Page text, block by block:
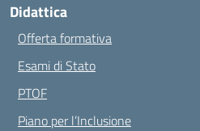
Didattica
Offerta formativa
Esami di Stato
PTOF
Piano per l’Inclusione